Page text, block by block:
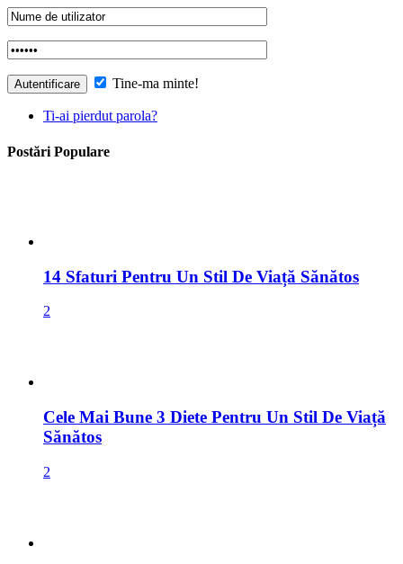
Tine-ma minte!
Ti-ai pierdut parola?
Postări Populare
14 Sfaturi Pentru Un Stil De Viață Sănătos
2
Cele Mai Bune 3 Diete Pentru Un Stil De Viață
Sănătos
2